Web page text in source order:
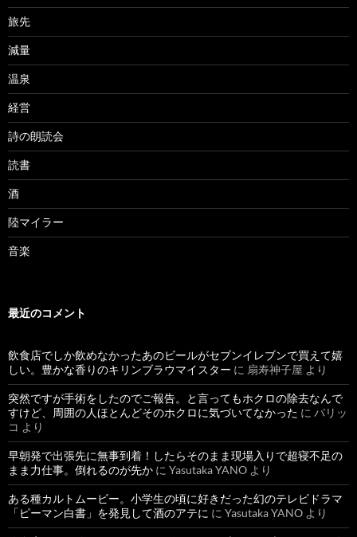
旅先
減量
温泉
経営
詩の朗読会
読書
酒
陸マイラー
音楽
最近のコメント
飲食店でしか飲めなかったあのビールがセブンイレブンで買えて嬉
しい。豊かな香りのキリンブラウマイスター に 扇寿神子屋 より
突然ですが手術をしたのでご報告。と言ってもホクロの除去なんで
すけど、周囲の人ほとんどそのホクロに気づいてなかった に パリッ
コ より
早朝発で出張先に無事到着！したらそのまま現場入りで超寝不足の
まま力仕事。倒れるのが先か に Yasutaka YANO より
ある種カルトムービー。小学生の頃に好きだった幻のテレビドラマ
「ピーマン白書」を発見して酒のアテに に Yasutaka YANO より